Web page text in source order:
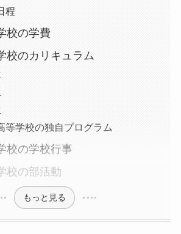
程
校の学費
校のカリキュラム
等学校の独自プログラム
校の学校行事
校の部活動
もっと見る